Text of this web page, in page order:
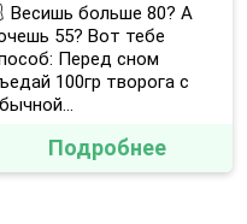
Весишь больше 80? А
55? Вот тебе
Перед сном
100гр творога с
Подробнее